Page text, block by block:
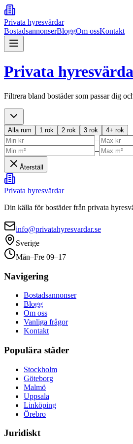
Privata hyresvärdar
BostadsannonserBloggOm ossKontakt
Privata
Filtrera bland bostäder som passar dig
Alla rum 1 rok 2 rok 3 rok 4+ rok
–
–
Återställ
Privata hyresvärdar
Din källa för bostäder från privata
info@privatahyresvardar.se
Sverige
Mån–Fre 09–17
Navigering
Bostadsannonser
Blogg
Om oss
Vanliga frågor
Kontakt
Populära städer
Stockholm
Göteborg
Malmö
Uppsala
Linköping
Örebro
Juridiskt